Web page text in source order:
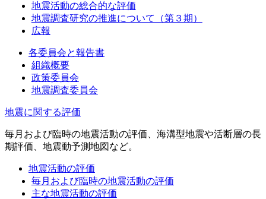
地震活動の総合的な評価
地震調査研究の推進について（第３期）
広報
各委員会と報告書
組織概要
政策委員会
地震調査委員会
地震に関する評価
毎月および臨時の地震活動の評価、海溝型地震や活断層の長
期評価、地震動予測地図など。
地震活動の評価
毎月および臨時の地震活動の評価
主な地震活動の評価